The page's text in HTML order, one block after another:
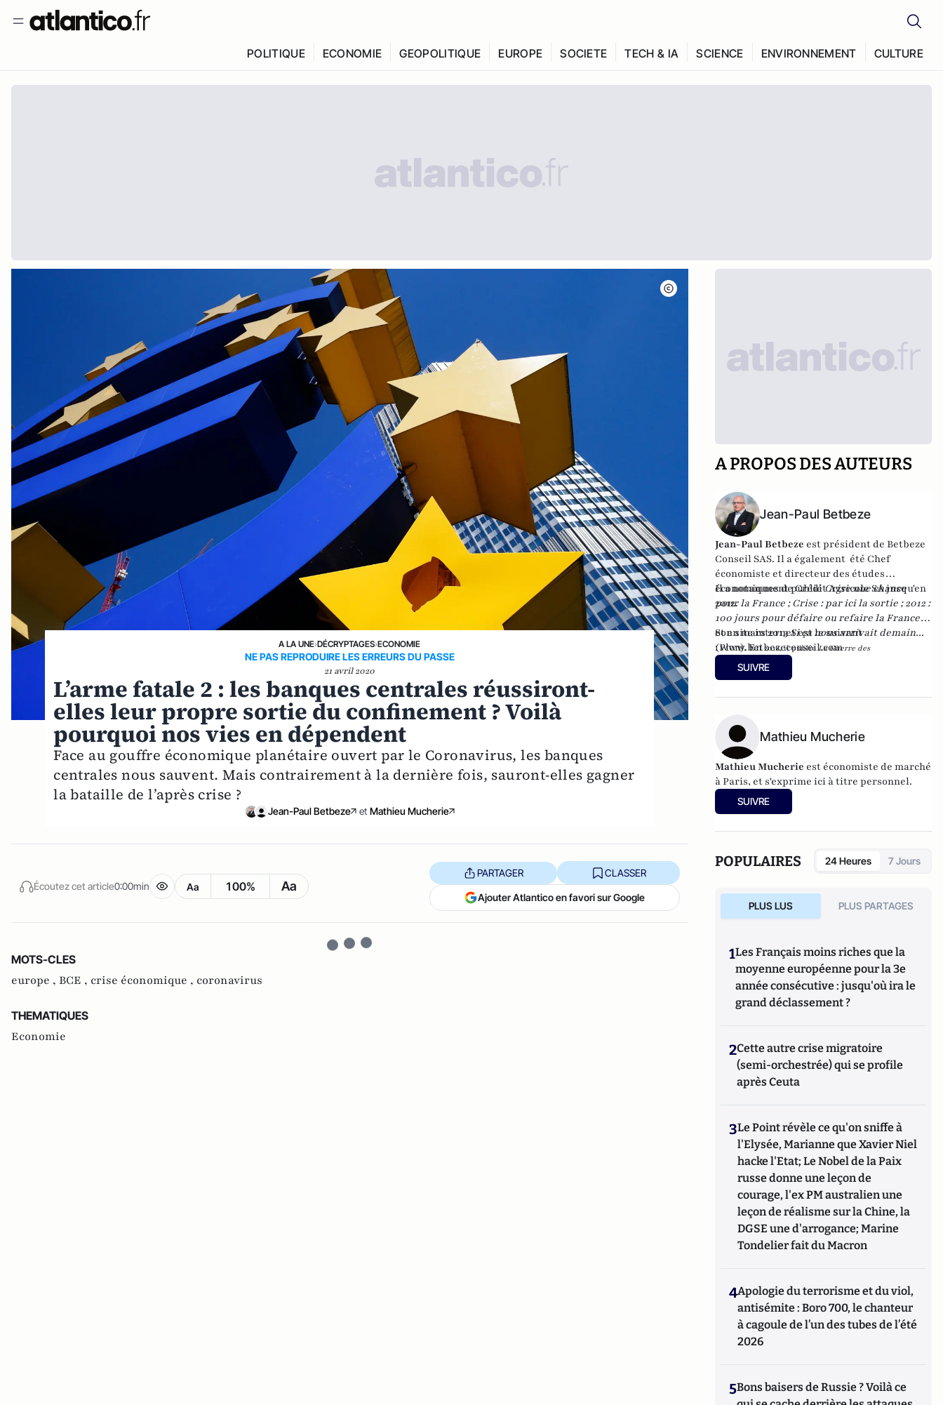
POLITIQUE ECONOMIE GEOPOLITIQUE EUROPE SOCIETE TECH & IA SCIENCE ENVIRONNEMENT CULTURE
A LA UNE›DÉCRYPTAGES›ECONOMIE
NE PAS REPRODUIRE LES ERREURS DU PASSE
21 avril 2020
L’arme fatale 2 : les banques centrales réussiront-
elles leur propre sortie du confinement ? Voilà
pourquoi nos vies en dépendent
Face au gouffre économique planétaire ouvert par le Coronavirus, les banques
centrales nous sauvent. Mais contrairement à la dernière fois, sauront-elles gagner
la bataille de l’après crise ?
Jean-Paul Betbeze et Mathieu Mucherie
Écoutez cet article0:00min Aa 100% Aa
PARTAGER CLASSER
Ajouter Atlantico en favori sur Google
MOTS-CLES
europe , BCE , crise économique , coronavirus
THEMATIQUES
Economie
A PROPOS DES AUTEURS
Jean-Paul Betbeze
Jean-Paul Betbeze est président de Betbeze
Conseil SAS. Il a également été Chef
économiste et directeur des études
économiques de Crédit Agricole SA jusqu'en
2012.
Il a notamment publiéCrise une chance
pour la France ;Crise : par ici la sortie ;2012 :
100 jours pour défaire ou refaire la France,
et en mars 2013Si ça nous arrivait demain...
(Plon). En2016, il publieLa Guerre des
Mondialisations
France, ce malade imaginaire" chez le même
Son site internet est le suivant
:www.betbezeconseil.com
SUIVRE
Mathieu Mucherie
Mathieu Mucherie est économiste de marché
à Paris, et s'exprime ici à titre personnel.
SUIVRE
POPULAIRES 24 Heures 7 Jours
PLUS LUS PLUS PARTAGES
1Les Français moins riches que la
moyenne européenne pour la 3e
année consécutive : jusqu'où ira le
grand déclassement ?
2Cette autre crise migratoire
(semi-orchestrée) qui se profile
après Ceuta
3Le Point révèle ce qu'on sniffe à
l'Elysée, Marianne que Xavier Niel
hacke l'Etat; Le Nobel de la Paix
russe donne une leçon de
courage, l'ex PM australien une
leçon de réalisme sur la Chine, la
DGSE une d'arrogance; Marine
Tondelier fait du Macron
4Apologie du terrorisme et du viol,
antisémite : Boro 700, le chanteur
à cagoule de l’un des tubes de l’été
2026
5Bons baisers de Russie ? Voilà ce